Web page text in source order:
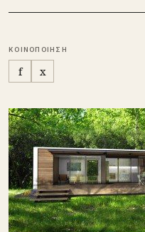
ΚΟΙΝΟΠΟΙΗΣΗ
f x